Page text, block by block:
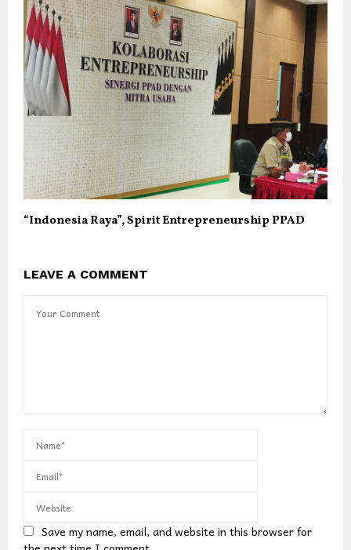
“Indonesia Raya”, Spirit Entrepreneurship PPAD
LEAVE A COMMENT
Save my name, email, and website in this browser for